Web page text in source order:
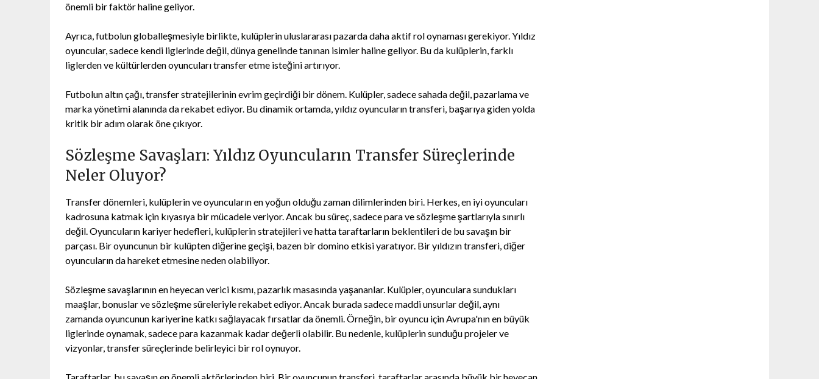
önemli bir faktör haline geliyor.
Ayrıca, futbolun globalleşmesiyle birlikte, kulüplerin uluslararası pazarda daha aktif rol oynaması gerekiyor. Yıldız
oyuncular, sadece kendi liglerinde değil, dünya genelinde tanınan isimler haline geliyor. Bu da kulüplerin, farklı
liglerden ve kültürlerden oyuncuları transfer etme isteğini artırıyor.
Futbolun altın çağı, transfer stratejilerinin evrim geçirdiği bir dönem. Kulüpler, sadece sahada değil, pazarlama ve
marka yönetimi alanında da rekabet ediyor. Bu dinamik ortamda, yıldız oyuncuların transferi, başarıya giden yolda
kritik bir adım olarak öne çıkıyor.
Sözleşme Savaşları: Yıldız Oyuncuların Transfer Süreçlerinde
Neler Oluyor?
Transfer dönemleri, kulüplerin ve oyuncuların en yoğun olduğu zaman dilimlerinden biri. Herkes, en iyi oyuncuları
kadrosuna katmak için kıyasıya bir mücadele veriyor. Ancak bu süreç, sadece para ve sözleşme şartlarıyla sınırlı
değil. Oyuncuların kariyer hedefleri, kulüplerin stratejileri ve hatta taraftarların beklentileri de bu savaşın bir
parçası. Bir oyuncunun bir kulüpten diğerine geçişi, bazen bir domino etkisi yaratıyor. Bir yıldızın transferi, diğer
oyuncuların da hareket etmesine neden olabiliyor.
Sözleşme savaşlarının en heyecan verici kısmı, pazarlık masasında yaşananlar. Kulüpler, oyunculara sundukları
maaşlar, bonuslar ve sözleşme süreleriyle rekabet ediyor. Ancak burada sadece maddi unsurlar değil, aynı
zamanda oyuncunun kariyerine katkı sağlayacak fırsatlar da önemli. Örneğin, bir oyuncu için Avrupa'nın en büyük
liglerinde oynamak, sadece para kazanmak kadar değerli olabilir. Bu nedenle, kulüplerin sunduğu projeler ve
vizyonlar, transfer süreçlerinde belirleyici bir rol oynuyor.